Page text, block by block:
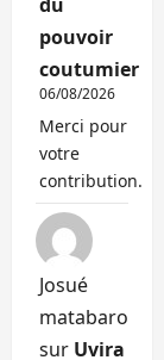
pouvoir
coutumier
06/08/2026
Merci pour
votre
contribution.
Josué
matabaro
sur Uvira